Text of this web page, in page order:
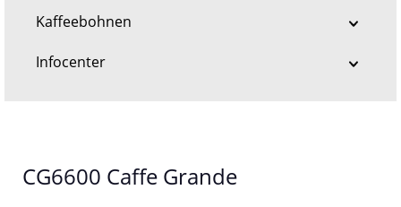
Kaffeebohnen
Infocenter
CG6600 Caffe Grande